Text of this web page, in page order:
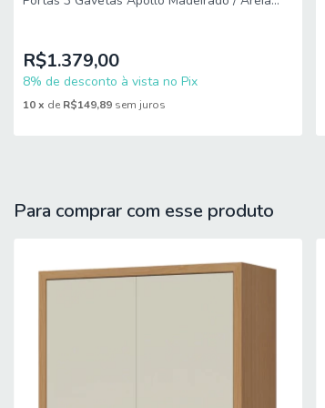
PRATELEIRAS: 3
NICHOS: 2
PORTAS: 4 (2 de vidro reflecta)
QUANTIDADE DE PUXADORES: 1
R$1.379,00
8% de desconto à vista no Pix
10x de R$149,89 sem juros
Para comprar com esse produto